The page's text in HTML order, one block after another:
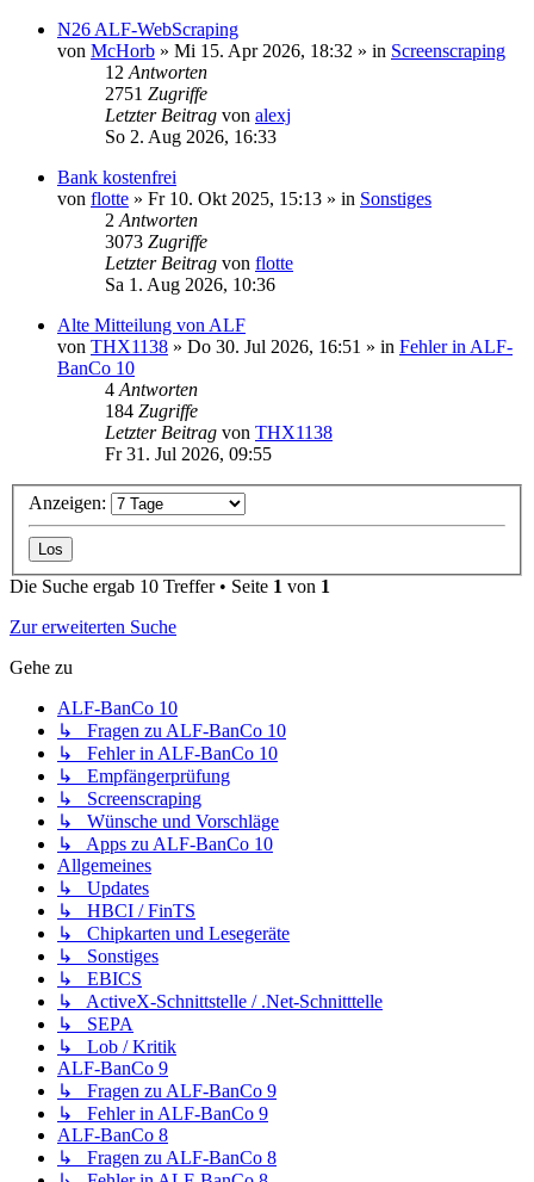
N26 ALF-WebScraping
von McHorb » Mi 15. Apr 2026, 18:32 » in Screenscraping
12 Antworten
2751 Zugriffe
Letzter Beitrag von alexj
So 2. Aug 2026, 16:33
Bank kostenfrei
von flotte » Fr 10. Okt 2025, 15:13 » in Sonstiges
2 Antworten
3073 Zugriffe
Letzter Beitrag von flotte
Sa 1. Aug 2026, 10:36
Alte Mitteilung von ALF
von THX1138 » Do 30. Jul 2026, 16:51 » in Fehler in ALF-
BanCo 10
4 Antworten
184 Zugriffe
Letzter Beitrag von THX1138
Fr 31. Jul 2026, 09:55
Anzeigen:
Die Suche ergab 10 Treffer • Seite 1 von 1
Zur erweiterten Suche
Gehe zu
ALF-BanCo 10
↳ Fragen zu ALF-BanCo 10
↳ Fehler in ALF-BanCo 10
↳ Empfängerprüfung
↳ Screenscraping
↳ Wünsche und Vorschläge
↳ Apps zu ALF-BanCo 10
Allgemeines
↳ Updates
↳ HBCI / FinTS
↳ Chipkarten und Lesegeräte
↳ Sonstiges
↳ EBICS
↳ ActiveX-Schnittstelle / .Net-Schnitttelle
↳ SEPA
↳ Lob / Kritik
ALF-BanCo 9
↳ Fragen zu ALF-BanCo 9
↳ Fehler in ALF-BanCo 9
ALF-BanCo 8
↳ Fragen zu ALF-BanCo 8